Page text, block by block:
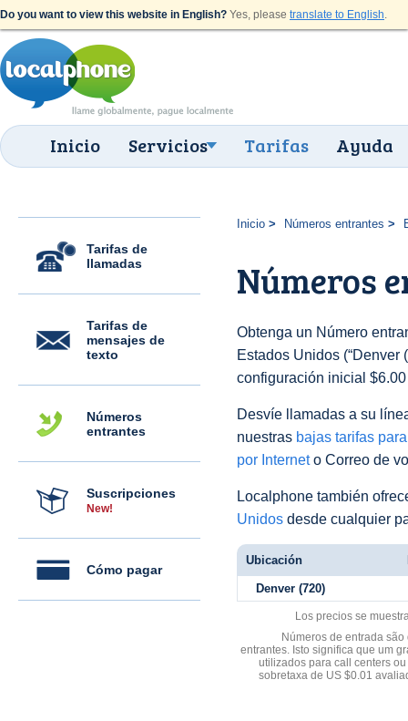
Do you want to view this website in English? Yes, please translate to English.
Inicio Servicios Tarifas Ayuda
Tarifas de
llamadas
Tarifas de
mensajes de
texto
Números
entrantes
Suscripciones
New!
Cómo pagar
Inicio Números entrantes
Números
Obtenga un Número
Estados Unidos (“Denver
configuración inicial
Desvíe llamadas a su
nuestras bajas tarifas
por Interneto Correo de
Localphone también
Unidos desde cualquier
Ubicación
Denver (720)
Los precios se
Números de entrada
entrantes. Isto significa que um
utilizados para call centers
sobretaxa de US $0.01